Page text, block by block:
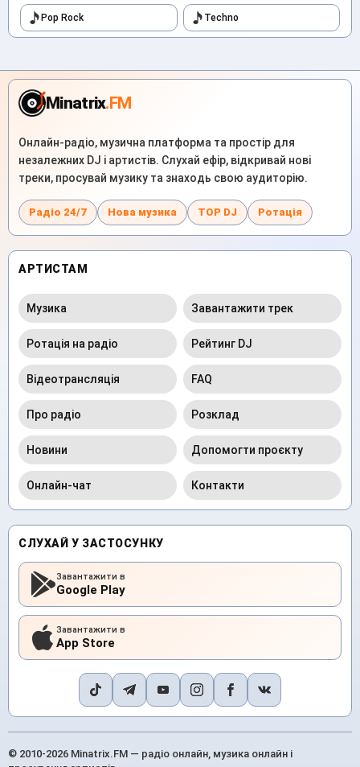
Pop Rock Techno
Minatrix.FM
Онлайн-радіо, музична платформа та простір для
незалежних DJ і артистів. Слухай ефір, відкривай нові
треки, просувай музику та знаходь свою аудиторію.
Радіо 24/7 Нова музика TOP DJ Ротація
АРТИСТАМ
Музика Завантажити трек
Ротація на радіо Рейтинг DJ
Відеотрансляція FAQ
Про радіо Розклад
Новини Допомогти проєкту
Онлайн-чат Контакти
СЛУХАЙ У ЗАСТОСУНКУ
Завантажити в
Google Play
Завантажити в
App Store
© 2010-2026 Minatrix.FM — радіо онлайн, музика онлайн і